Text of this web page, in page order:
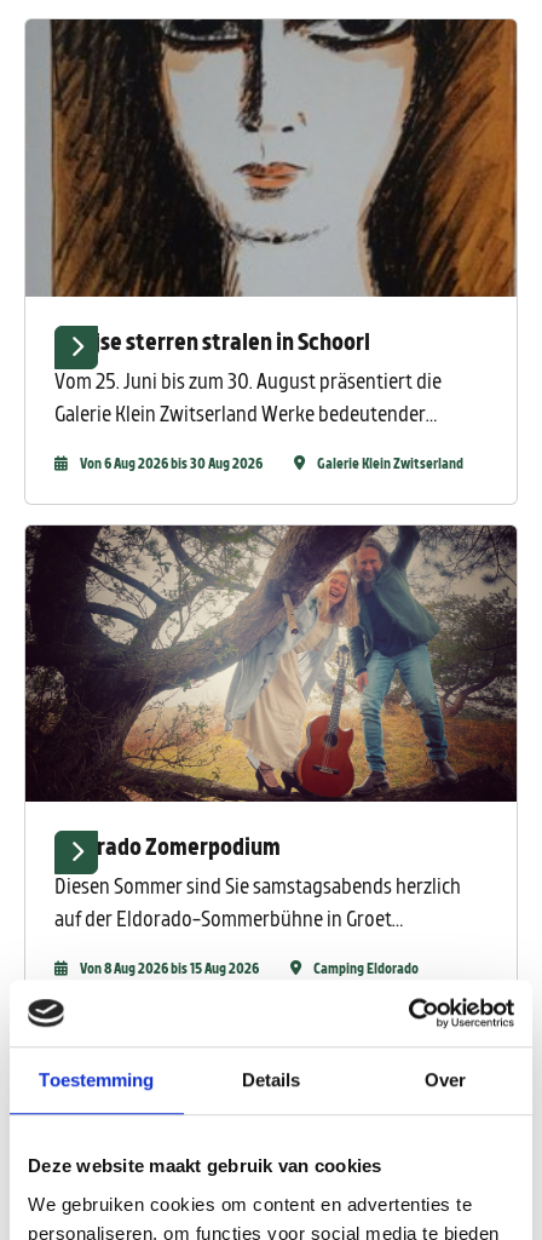
Toestemming Details Over
Deze website maakt gebruik van cookies
We gebruiken cookies om content en advertenties te
personaliseren, om functies voor social media te bieden
Parijse sterren stralen in Schoorl
Vom 25. Juni bis zum 30. August präsentiert die
Galerie Klein Zwitserland Werke bedeutender
von Chagall, Picasso, Van Dongen, Braque, Miró,
Domergue, Vasarely und anderen.
Von 6 Aug 2026 bis 30 Aug 2026 Galerie Klein Zwitserland
Eldorado Zomerpodium
Diesen Sommer sind Sie samstagsabends herzlich
auf der Eldorado-Sommerbühne in Groet
Sie Abende voller Musik, Tanz, Geschichten und
besonderen Überraschungen. Auf dem charmanten
und gemütlichen Campingplatz Eldorado am Rande
der Dünen gestalten erfahrene Künstler und junge
Talente gemeinsam ein abwechslungsreiches
Von 8 Aug 2026 bis 15 Aug 2026
Camping Eldorado